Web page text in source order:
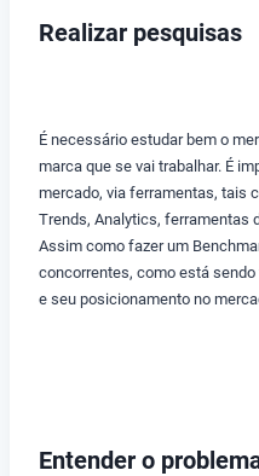
Realizar pesquisas
É necessário estudar bem o
marca que se vai trabalhar. É
mercado, via ferramentas, tais
Trends, Analytics, ferramentas
Assim como fazer um
concorrentes, como está
e seu posicionamento no
Entender o